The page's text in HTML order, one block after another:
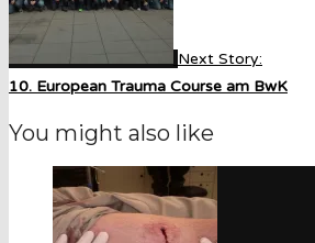
Next Story:
10. European Trauma Course am BwK
You might also like